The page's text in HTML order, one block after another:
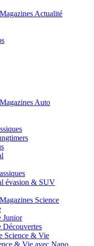
Actualité
Auto
évasion & SUV
Science
Junior
Découvertes
Science & Vie
& Vie avec Nano